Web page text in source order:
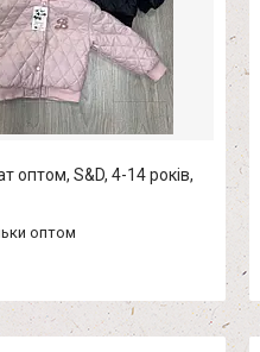
оптом, S&D, 4-14 років,
оптом